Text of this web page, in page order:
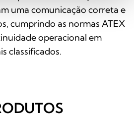
uma comunicação correta e
cumprindo as normas ATEX
operacional em
classificados.